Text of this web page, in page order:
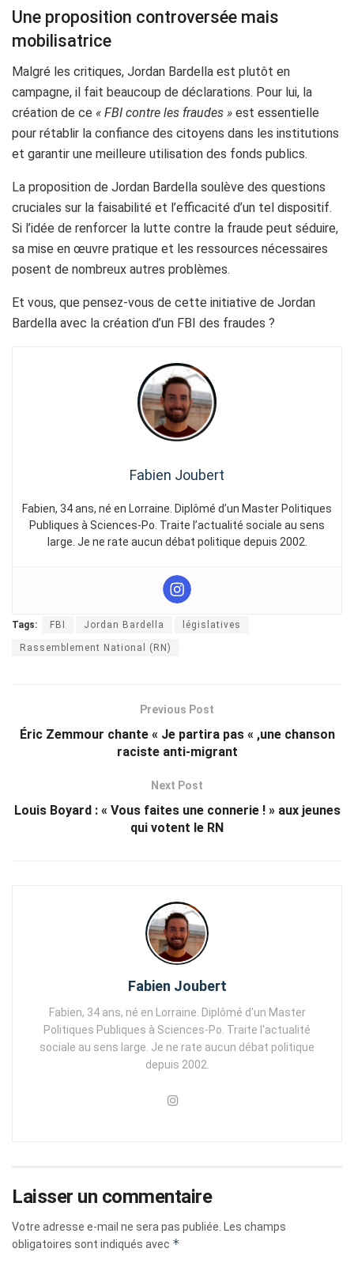
Une proposition controversée mais
mobilisatrice
Malgré les critiques, Jordan Bardella est plutôt en
campagne, il fait beaucoup de déclarations. Pour lui, la
création de ce « FBI contre les fraudes » est essentielle
pour rétablir la confiance des citoyens dans les institutions
et garantir une meilleure utilisation des fonds publics.
La proposition de Jordan Bardella soulève des questions
cruciales sur la faisabilité et l’efficacité d’un tel dispositif.
Si l’idée de renforcer la lutte contre la fraude peut séduire,
sa mise en œuvre pratique et les ressources nécessaires
posent de nombreux autres problèmes.
Et vous, que pensez-vous de cette initiative de Jordan
Bardella avec la création d’un FBI des fraudes ?
Fabien Joubert
Fabien, 34 ans, né en Lorraine. Diplômé d’un Master Politiques
Publiques à Sciences-Po. Traite l’actualité sociale au sens
large. Je ne rate aucun débat politique depuis 2002.
Tags: FBI Jordan Bardella législatives
Rassemblement National (RN)
Previous Post
Éric Zemmour chante « Je partira pas « ,une chanson
raciste anti-migrant
Next Post
Louis Boyard : « Vous faites une connerie ! » aux jeunes
qui votent le RN
Fabien Joubert
Fabien, 34 ans, né en Lorraine. Diplômé d'un Master
Politiques Publiques à Sciences-Po. Traite l'actualité
sociale au sens large. Je ne rate aucun débat politique
depuis 2002.
Laisser un commentaire
Votre adresse e-mail ne sera pas publiée.
Les champs
obligatoires sont indiqués avec *